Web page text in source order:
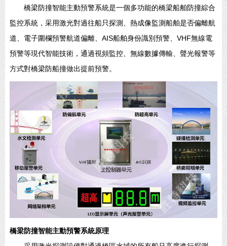
橋梁防撞智能主動預警系統是一個多功能的橋梁船舶防撞綜合
監控系統，采用激光對過往船只探測、熱成像監測船舶是否偏離航
道、電子圍欄預警航道偏離、AIS船舶身份識別預警、VHF無線電
預警等現代智能技術，通過視頻監控、無線數據傳輸、聲光報警等
方式對橋梁防船撞做出提前預警。
橋梁防撞智能主動預警系統原理